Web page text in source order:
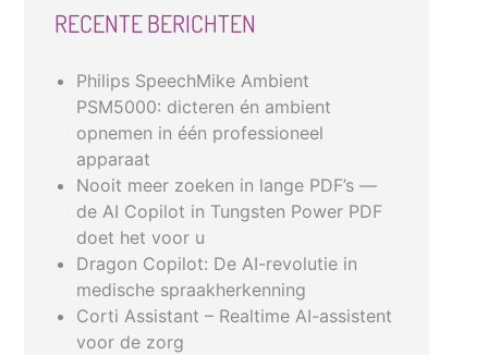
RECENTE BERICHTEN
Philips SpeechMike Ambient
PSM5000: dicteren én ambient
opnemen in één professioneel
apparaat
Nooit meer zoeken in lange PDF’s —
de AI Copilot in Tungsten Power PDF
doet het voor u
Dragon Copilot: De AI-revolutie in
medische spraakherkenning
Corti Assistant – Realtime AI-assistent
voor de zorg